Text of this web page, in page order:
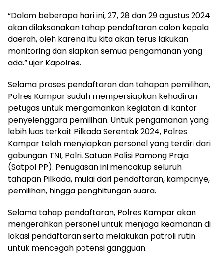
“Dalam beberapa hari ini, 27, 28 dan 29 agustus 2024
akan dilaksanakan tahap pendaftaran calon kepala
daerah, oleh karena itu kita akan terus lakukan
monitoring dan siapkan semua pengamanan yang
ada.” ujar Kapolres.
Selama proses pendaftaran dan tahapan pemilihan,
Polres Kampar sudah mempersiapkan kehadiran
petugas untuk mengamankan kegiatan di kantor
penyelenggara pemilihan. Untuk pengamanan yang
lebih luas terkait Pilkada Serentak 2024, Polres
Kampar telah menyiapkan personel yang terdiri dari
gabungan TNI, Polri, Satuan Polisi Pamong Praja
(Satpol PP). Penugasan ini mencakup seluruh
tahapan Pilkada, mulai dari pendaftaran, kampanye,
pemilihan, hingga penghitungan suara.
Selama tahap pendaftaran, Polres Kampar akan
mengerahkan personel untuk menjaga keamanan di
lokasi pendaftaran serta melakukan patroli rutin
untuk mencegah potensi gangguan.